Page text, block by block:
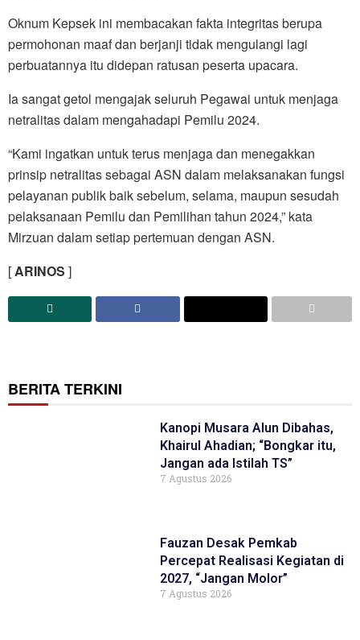
Oknum Kepsek ini membacakan fakta integritas berupa
permohonan maaf dan berjanji tidak mengulangi lagi
perbuatannya itu didepan ratusan peserta upacara.
Ia sangat getol mengajak seluruh Pegawai untuk menjaga
netralitas dalam mengahadapi Pemilu 2024.
“Kami ingatkan untuk terus menjaga dan menegakkan
prinsip netralitas sebagai ASN dalam melaksanakan fungsi
pelayanan publik baik sebelum, selama, maupun sesudah
pelaksanaan Pemilu dan Pemilihan tahun 2024,” kata
Mirzuan dalam setiap pertemuan dengan ASN.
[ARINOS ]
BERITA TERKINI
Kanopi Musara Alun Dibahas,
Khairul Ahadian; “Bongkar itu,
Jangan ada Istilah TS”
7 Agustus 2026
Fauzan Desak Pemkab
Percepat Realisasi Kegiatan di
2027, “Jangan Molor”
7 Agustus 2026